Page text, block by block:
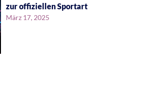
zur offiziellen Sportart
März 17, 2025